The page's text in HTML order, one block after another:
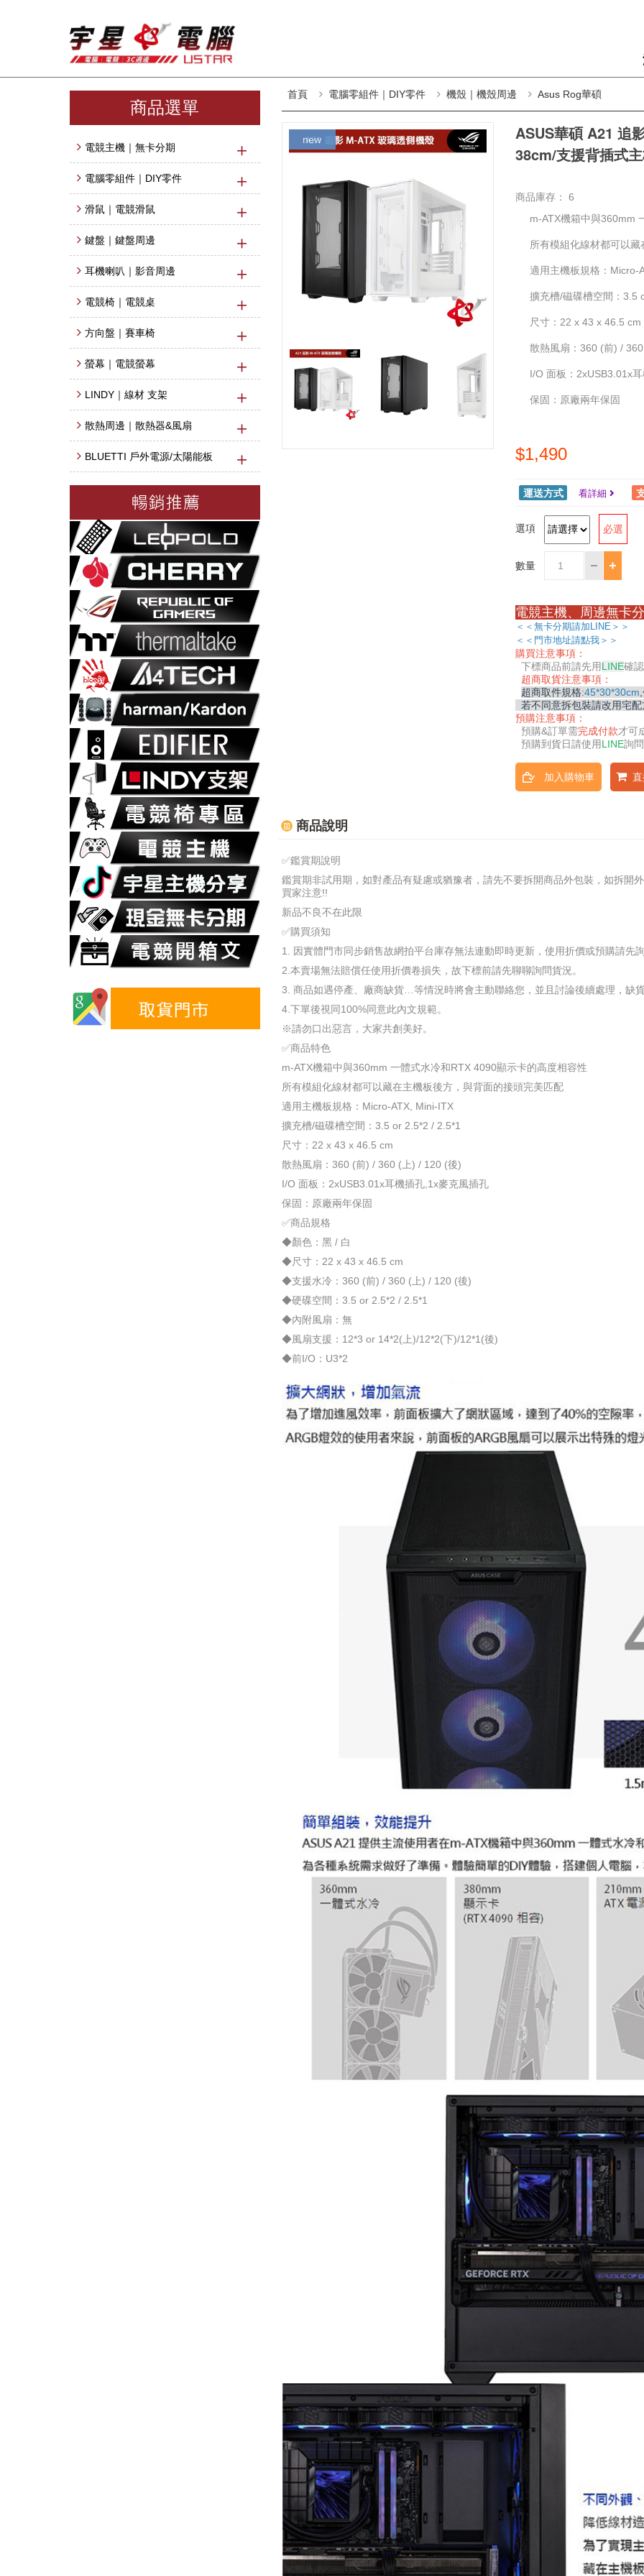
商品選單
電競主機｜無卡分期
電腦零組件｜DIY零件
滑鼠｜電競滑鼠
鍵盤｜鍵盤周邊
耳機喇叭｜影音周邊
電競椅｜電競桌
方向盤｜賽車椅
螢幕｜電競螢幕
LINDY｜線材 支架
散熱周邊｜散熱器&風扇
BLUETTI 戶外電源/太陽能板
首頁 電腦零組件｜DIY零件 機殼｜機殼周邊 Asus Rog華碩
new
ASUS華碩 A21 追
38cm/支援背插式
商品庫存：
6
m-ATX機箱中與360mm
所有模組化線材都可以
適用主機板規格：Micro-
擴充槽/磁碟槽空間：3.5
尺寸：22 x 43 x 46.5 cm
散熱風扇：360 (前) /
I/O 面板：2xUSB3.01x
保固：原廠兩年保固
$1,490
運送方式 看詳細
選項 必選
數量
電競主機、周邊無卡
＜＜無卡分期請加LINE＞＞
＜＜門市地址請點我＞＞
購買注意事項：
下標商品前請先用LINE確
超商取貨注意事項：
超商取件規格:45*30*30cm
若不同意拆包裝請改用宅配
預購注意事項：
預購&訂單需完成付款才可
預購到貨日請使用LINE詢問
加入購物車
商品說明
✅鑑賞期說明
鑑賞期非試用期，如對產品有疑慮或猶豫者，請先不要拆開商品外包裝，如拆開
買家注意!!
新品不良不在此限
✅購買須知
1. 因實體門市同步銷售故網拍平台庫存無法連動即時更新，使用折價或預購請先詢
2.本賣場無法賠償任使用折價卷損失，故下標前請先聊聊詢問貨況。
3. 商品如遇停產、廠商缺貨…等情況時將會主動聯絡您，並且討論後續處理，缺
4.下單後視同100%同意此內文規範。
※請勿口出惡言，大家共創美好。
✅商品特色
m-ATX機箱中與360mm 一體式水冷和RTX 4090顯示卡的高度相容性
所有模組化線材都可以藏在主機板後方，與背面的接頭完美匹配
適用主機板規格：Micro-ATX, Mini-ITX
擴充槽/磁碟槽空間：3.5 or 2.5*2 / 2.5*1
尺寸：22 x 43 x 46.5 cm
散熱風扇：360 (前) / 360 (上) / 120 (後)
I/O 面板：2xUSB3.01x耳機插孔,1x麥克風插孔
保固：原廠兩年保固
✅商品規格
◆顏色：黑 / 白
◆尺寸：22 x 43 x 46.5 cm
◆支援水冷：360 (前) / 360 (上) / 120 (後)
◆硬碟空間：3.5 or 2.5*2 / 2.5*1
◆內附風扇：無
◆風扇支援：12*3 or 14*2(上)/12*2(下)/12*1(後)
◆前I/O：U3*2